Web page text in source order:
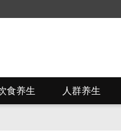
食养生 人群养生